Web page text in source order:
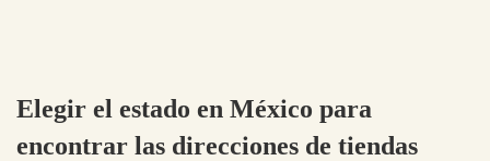
Elegir el estado en México para
encontrar las direcciones de tiendas